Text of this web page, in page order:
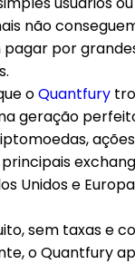
não
por
oQuantfury
geração
Unidos e
sem taxas e
o Quantfury